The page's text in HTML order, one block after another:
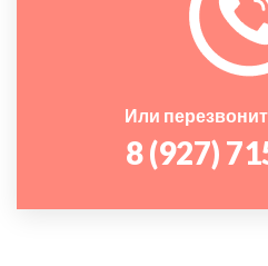
Или
8 (927)